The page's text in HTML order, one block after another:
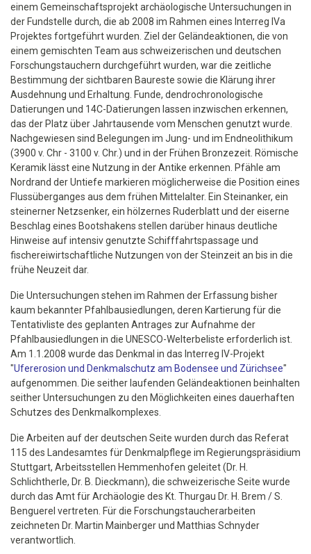
einem Gemeinschaftsprojekt archäologische Untersuchungen in
der Fundstelle durch, die ab 2008 im Rahmen eines Interreg IVa
Projektes fortgeführt wurden. Ziel der Geländeaktionen, die von
einem gemischten Team aus schweizerischen und deutschen
Forschungstauchern durchgeführt wurden, war die zeitliche
Bestimmung der sichtbaren Baureste sowie die Klärung ihrer
Ausdehnung und Erhaltung. Funde, dendrochronologische
Datierungen und 14C-Datierungen lassen inzwischen erkennen,
das der Platz über Jahrtausende vom Menschen genutzt wurde.
Nachgewiesen sind Belegungen im Jung- und im Endneolithikum
(3900 v. Chr - 3100 v. Chr.) und in der Frühen Bronzezeit. Römische
Keramik lässt eine Nutzung in der Antike erkennen. Pfähle am
Nordrand der Untiefe markieren möglicherweise die Position eines
Flussüberganges aus dem frühen Mittelalter. Ein Steinanker, ein
steinerner Netzsenker, ein hölzernes Ruderblatt und der eiserne
Beschlag eines Bootshakens stellen darüber hinaus deutliche
Hinweise auf intensiv genutzte Schifffahrtspassage und
fischereiwirtschaftliche Nutzungen von der Steinzeit an bis in die
frühe Neuzeit dar.
Die Untersuchungen stehen im Rahmen der Erfassung bisher
kaum bekannter Pfahlbausiedlungen, deren Kartierung für die
Tentativliste des geplanten Antrages zur Aufnahme der
Pfahlbausiedlungen in die UNESCO-Welterbeliste erforderlich ist.
Am 1.1.2008 wurde das Denkmal in das Interreg IV-Projekt
"Ufererosion und Denkmalschutz am Bodensee und Zürichsee"
aufgenommen. Die seither laufenden Geländeaktionen beinhalten
seither Untersuchungen zu den Möglichkeiten eines dauerhaften
Schutzes des Denkmalkomplexes.
Die Arbeiten auf der deutschen Seite wurden durch das Referat
115 des Landesamtes für Denkmalpflege im Regierungspräsidium
Stuttgart, Arbeitsstellen Hemmenhofen geleitet (Dr. H.
Schlichtherle, Dr. B. Dieckmann), die schweizerische Seite wurde
durch das Amt für Archäologie des Kt. Thurgau Dr. H. Brem / S.
Benguerel vertreten. Für die Forschungstaucherarbeiten
zeichneten Dr. Martin Mainberger und Matthias Schnyder
verantwortlich.